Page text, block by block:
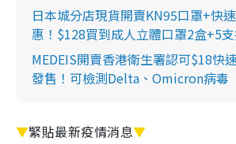
日本城分店現貨開賣KN95口罩+快
惠！$128買到成人立體口罩2盒+5
MEDEIS開賣香港衛生署認可$18快
發售！可檢測Delta、Omicron病毒
▼緊貼最新疫情消息▼